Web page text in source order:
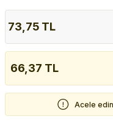
73,75 TL
66,37 TL
Acele